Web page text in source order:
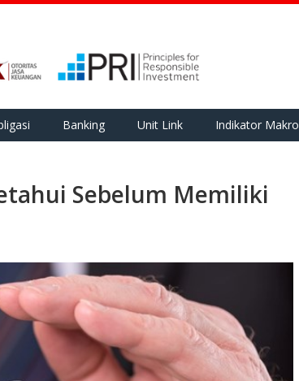
Banking Unit Link Indikator Makro
Sebelum Memiliki